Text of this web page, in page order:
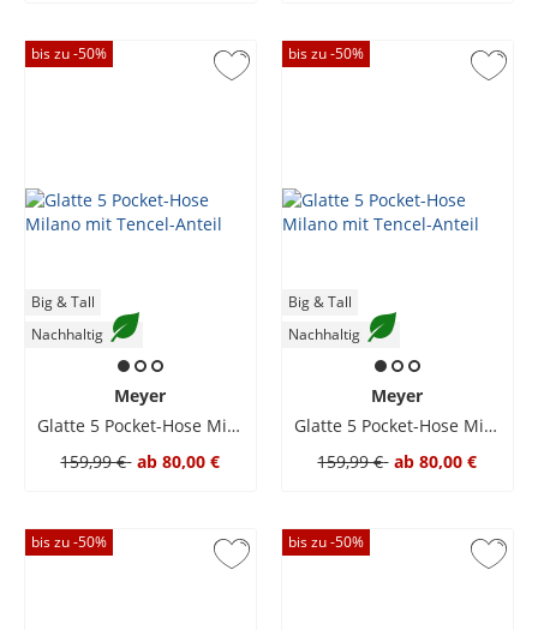
bis zu -50%
Big & Tall
Nachhaltig
Meyer
Glatte 5 Pocket-Hose Milano mit Tencel-Anteil
159,99 € ab 80,00 €
bis zu -50%
Big & Tall
Nachhaltig
Meyer
Glatte 5 Pocket-Hose Milano mit Tencel-Anteil
159,99 € ab 80,00 €
bis zu -50% bis zu -50%